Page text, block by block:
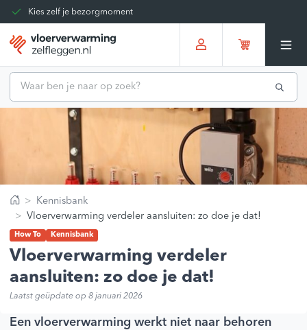
Kies zelf je bezorgmoment
Tot 30 dagen terug te sturen
Gratis verzending vanaf
Home
Kennisbank
Vloerverwarming verdeler aansluiten: zo doe je dat!
How To Kennisbank
Vloerverwarming verdeler
aansluiten: zo doe je dat!
Laatst geüpdate op 8 januari 2026
Een vloerverwarming werkt niet naar behoren